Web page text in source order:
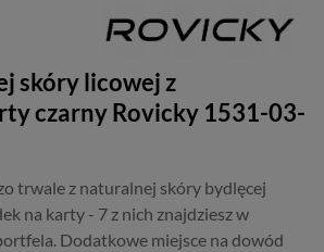
skóry licowej z
czarny Rovicky 1531-03-
trwale z naturalnej skóry bydlęcej
na karty - 7 z nich znajdziesz w
Dodatkowe miejsce na dowód